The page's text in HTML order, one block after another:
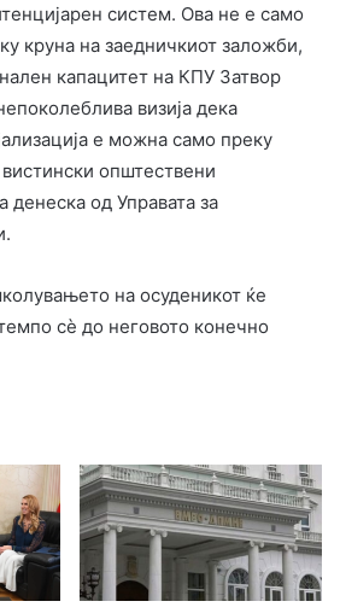
систем. Ова не е само
круна на заедничкиот заложби,
капацитет на КПУ Затвор
визија дека
е можна само преку
општествени
денеска од Управата за
на осуденикот ќе
сè до неговото конечно